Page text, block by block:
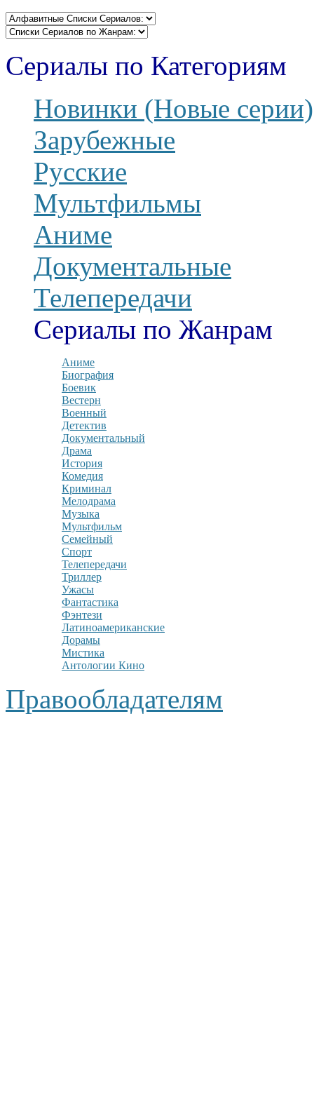
Сериалы по Категориям
Новинки (Новые серии)
Зарубежные
Русские
Мультфильмы
Аниме
Документальные
Телепередачи
Сериалы по Жанрам
Аниме
Биография
Боевик
Вестерн
Военный
Детектив
Документальный
Драма
История
Комедия
Криминал
Мелодрама
Музыка
Мультфильм
Семейный
Спорт
Телепередачи
Триллер
Ужасы
Фантастика
Фэнтези
Латиноамериканские
Дорамы
Мистика
Антологии Кино
Правообладателям